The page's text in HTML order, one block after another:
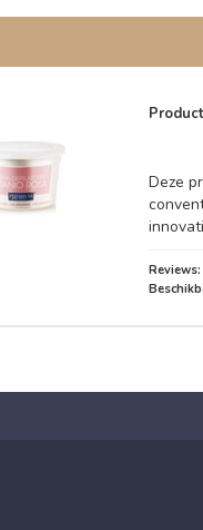
Deze
Reviews: